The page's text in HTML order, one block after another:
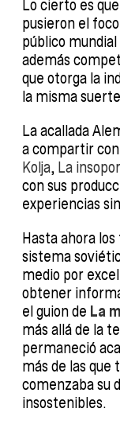
Lo cierto es
pusieron el
público
además
que otorga la
la misma
La acallada
a compartir
Kolja, La
con sus
experiencias
Hasta ahora
sistema
medio por
obtener
el guion de La
más allá de la
permaneció
más de las que
comenzaba su
insostenibles.